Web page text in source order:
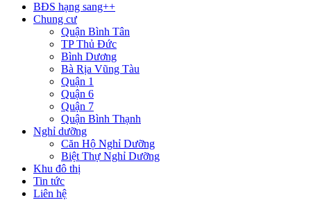
BĐS hạng sang++
Chung cư
Quận Bình Tân
TP Thủ Đức
Bình Dương
Bà Rịa Vũng Tàu
Quận 1
Quận 6
Quận 7
Quận Bình Thạnh
Nghỉ dưỡng
Căn Hộ Nghỉ Dưỡng
Biệt Thự Nghỉ Dưỡng
Khu đô thị
Tin tức
Liên hệ